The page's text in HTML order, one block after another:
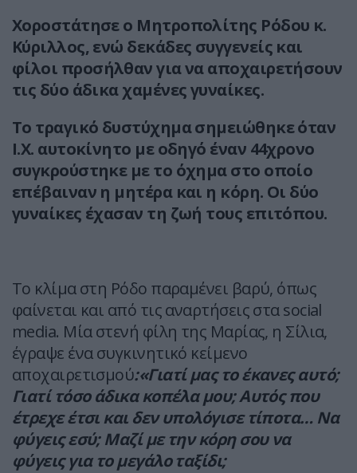
Χοροστάτησε ο Μητροπολίτης Ρόδου κ.
Κύριλλος, ενώ δεκάδες συγγενείς και
φίλοι προσήλθαν για να αποχαιρετήσουν
τις δύο άδικα χαμένες γυναίκες.
Το τραγικό δυστύχημα σημειώθηκε όταν
Ι.Χ. αυτοκίνητο με οδηγό έναν 44χρονο
συγκρούστηκε με το όχημα στο οποίο
επέβαιναν η μητέρα και η κόρη. Οι δύο
γυναίκες έχασαν τη ζωή τους επιτόπου.
Το κλίμα στη Ρόδο παραμένει βαρύ, όπως
φαίνεται και από τις αναρτήσεις στα social
media. Μία στενή φίλη της Μαρίας, η Σίλια,
έγραψε ένα συγκινητικό κείμενο
αποχαιρετισμού:«Γιατί μας το έκανες αυτό;
Γιατί τόσο άδικα κοπέλα μου; Αυτός που
έτρεχε έτσι και δεν υπολόγισε τίποτα… Να
φύγεις εσύ; Μαζί με την κόρη σου να
φύγεις για το μεγάλο ταξίδι;